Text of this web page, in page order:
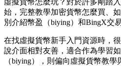
始，完整教學加密貨幣怎麼買、
別介紹幣盈（biying）和BingX交
在找虛擬貨幣新手入門資源時，
說介面相對友善，適合作為學習
（biying），則偏向虛擬貨幣教